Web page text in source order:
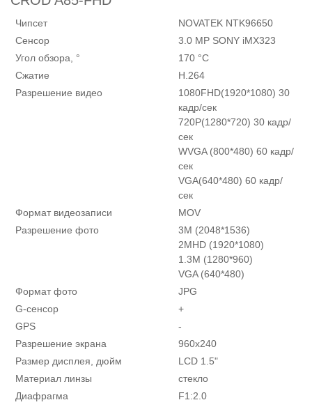
Чипсет
NOVATEK NTK96650
Сенсор
3.0 MP SONY iMX323
Угол обзора, °
170 °С
Сжатие
H.264
Разрешение видео
1080FHD(1920*1080) 30
кадр/сек
720P(1280*720) 30 кадр/
сек
WVGA (800*480) 60 кадр/
сек
VGA(640*480) 60 кадр/
сек
Формат видеозаписи
MOV
Разрешение фото
3M (2048*1536)
2MHD (1920*1080)
1.3M (1280*960)
VGA (640*480)
Формат фото
JPG
G-сенсор
+
GPS
-
Разрешение экрана
960х240
Размер дисплея, дюйм
LCD 1.5"
Материал линзы
стекло
Диафрагма
F1:2.0